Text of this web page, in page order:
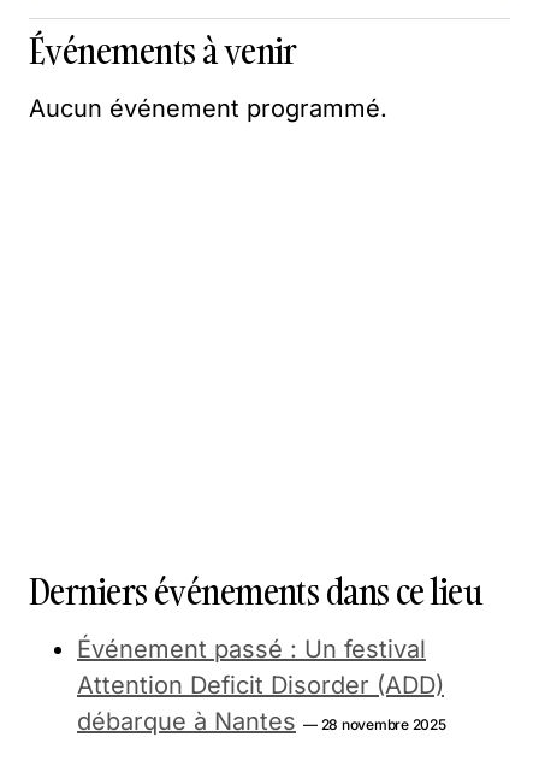
Événements à venir
Aucun événement programmé.
Derniers événements dans ce lieu
Événement passé : Un festival
Attention Deficit Disorder (ADD)
débarque à Nantes — 28 novembre 2025